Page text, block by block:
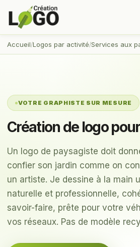
Accueil Logos par activité Services aux
VOTRE GRAPHISTE SUR MESURE
Création de logo
Un logo de paysagiste doit
confier son jardin comme on
un artiste. Je dessine à la main
naturelle et professionnelle,
savoir-faire, prête pour votre
vos réseaux. Pas de modèle